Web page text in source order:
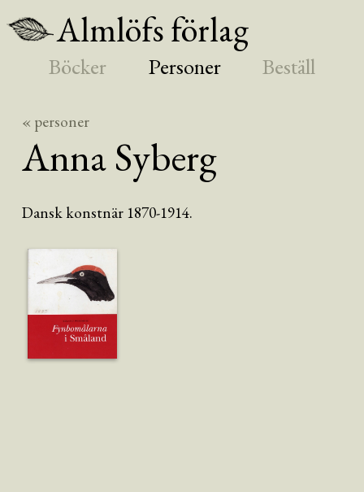
Almlöfs förlag
Böcker Personer Beställ
« personer
AnnaSyberg
Dansk konstnär 1870-1914.